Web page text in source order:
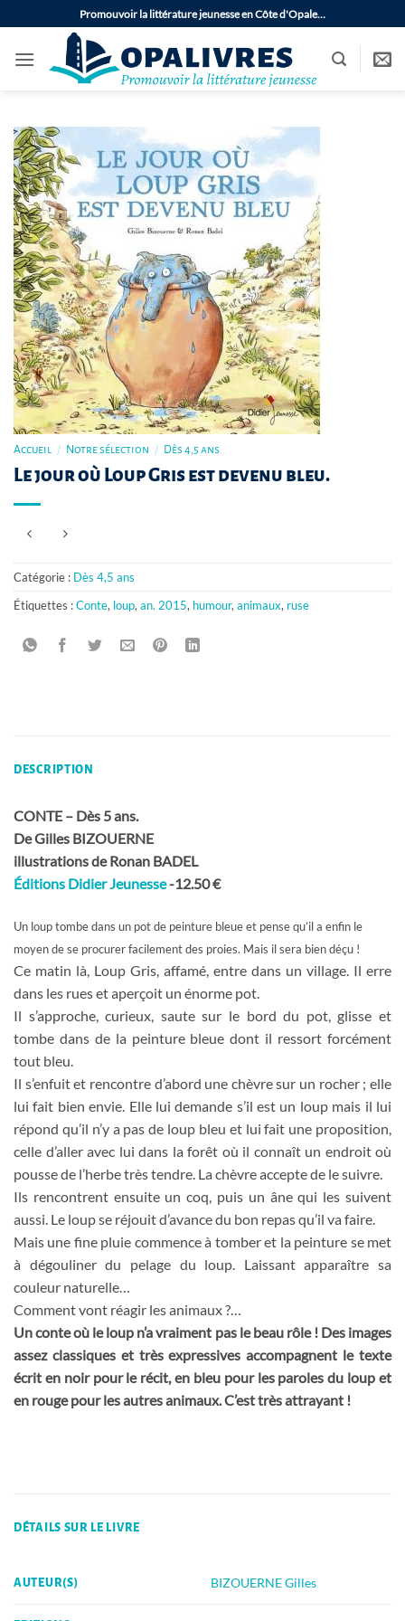
au
contenu
Promouvoir la littérature jeunesse en Côte d'Opale…
Accueil / Notre sélection / Dès 4,5 ans
Le jour où Loup Gris est devenu bleu.
Catégorie : Dès 4,5 ans
Étiquettes :Conte, loup,an. 2015, humour,animaux, ruse
DESCRIPTION
CONTE – Dès 5 ans.
De Gilles BIZOUERNE
illustrations de Ronan BADEL
Éditions Didier Jeunesse-12.50 €
Un loup tombe dans un pot de peinture bleue et pense qu’il a enfin le
moyen de se procurer facilement des proies. Mais il sera bien déçu !
Ce matin là, Loup Gris, affamé, entre dans un village. Il erre
dans les rues et aperçoit un énorme pot.
Il s’approche, curieux, saute sur le bord du pot, glisse et
tombe dans de la peinture bleue dont il ressort forcément
tout bleu.
Il s’enfuit et rencontre d’abord une chèvre sur un rocher ; elle
lui fait bien envie. Elle lui demande s’il est un loup mais il lui
répond qu’il n’y a pas de loup bleu et lui fait une proposition,
celle d’aller avec lui dans la forêt où il connaît un endroit où
pousse de l’herbe très tendre. La chèvre accepte de le suivre.
Ils rencontrent ensuite un coq, puis un âne qui les suivent
aussi. Le loup se réjouit d’avance du bon repas qu’il va faire.
Mais une fine pluie commence à tomber et la peinture se met
à dégouliner du pelage du loup. Laissant apparaître sa
couleur naturelle…
Comment vont réagir les animaux ?…
Un conte où le loup n’a vraiment pas le beau rôle ! Des images
assez classiques et très expressives accompagnent le texte
écrit en noir pour le récit, en bleu pour les paroles du loup et
en rouge pour les autres animaux. C’est très attrayant !
DÉTAILS SUR LE LIVRE
AUTEUR(S) BIZOUERNE Gilles